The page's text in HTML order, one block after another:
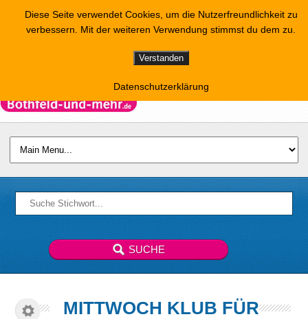
MITTWOCH KLUB FÜR
Diese Seite verwendet Cookies, um die Nutzerfreundlichkeit zu
verbessern. Mit der weiteren Verwendung stimmst du dem zu.
Verstanden
Datenschutzerklärung